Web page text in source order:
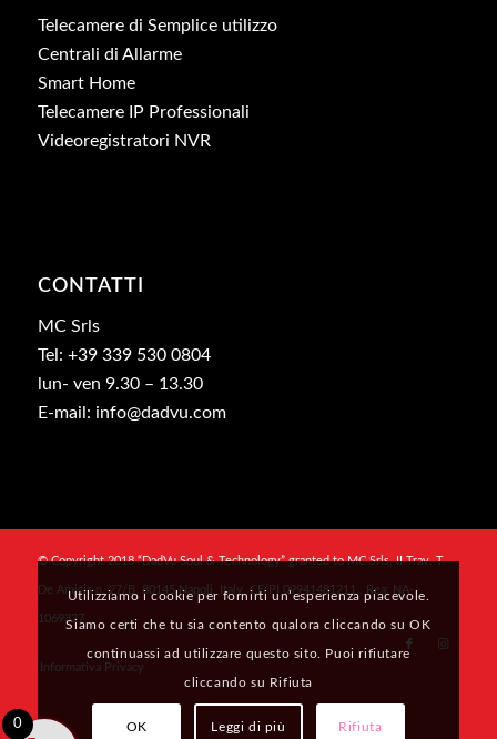
Telecamere di Semplice utilizzo
Centrali di Allarme
Smart Home
Telecamere IP Professionali
Videoregistratori NVR
CONTATTI
MC Srls
Tel: +39 339 530 0804
lun- ven 9.30 – 13.30
E-mail: info@dadvu.com
© Copyright 2018 “DadVu Soul & Technology” granted to MC Srls, II Trav. T.
De Amicis n. 27/B, 80145 Napoli, Italy, CF/PI 09941481211 , Rea: NA-
1069327
Informativa Privacy
Utilizziamo i cookie per fornirti un’esperienza piacevole.
Siamo certi che tu sia contento qualora cliccando su OK
continuassi ad utilizzare questo sito. Puoi rifiutare
cliccando su Rifiuta
OK Leggi di più Rifiuta
0